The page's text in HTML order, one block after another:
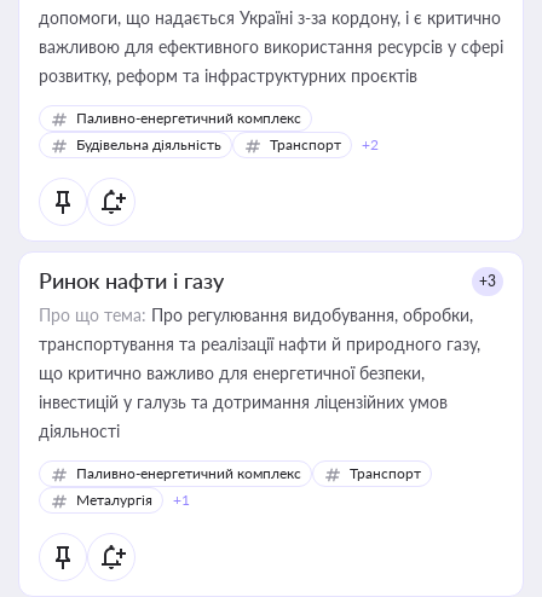
допомоги, що надається Україні з-за кордону, і є критично
важливою для ефективного використання ресурсів у сфері
розвитку, реформ та інфраструктурних проєктів
Паливно-енергетичний комплекс
Будівельна діяльність
Транспорт +2
Ринок нафти і газу +3
Про що тема: Про регулювання видобування, обробки,
транспортування та реалізації нафти й природного газу,
що критично важливо для енергетичної безпеки,
інвестицій у галузь та дотримання ліцензійних умов
діяльності
Паливно-енергетичний комплекс
Транспорт
Металургія
+1